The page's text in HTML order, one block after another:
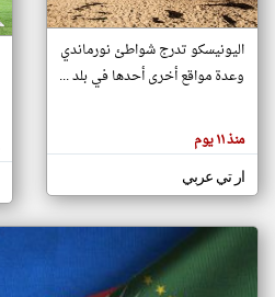
اخبار
أهم
هنا عن
وجهة
كاتبيها.
اليونيسكو تدرج شواطئ نورماندي
وعدة مواقع أخرى أحدها في بلد ...
منذ ١١ يوم
ار تي عربي